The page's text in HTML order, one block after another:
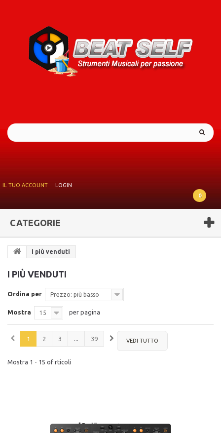
IL TUO ACCOUNT
LOGIN
0
CATEGORIE
I più venduti
I PIÙ VENDUTI
Ordina per Prezzo: più basso
Mostra 15 per pagina
VEDI TUTTO
1 2 3 ... 39
Mostra 1 - 15 of rticoli